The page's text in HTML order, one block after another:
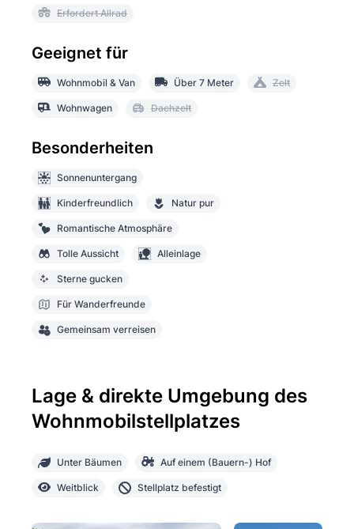
Erfordert Allrad
Geeignet für
Wohnmobil & Van Über 7 Meter Zelt
Wohnwagen Dachzelt
Besonderheiten
Sonnenuntergang
Kinderfreundlich Natur pur
Romantische Atmosphäre
Tolle Aussicht Alleinlage
Sterne gucken
Für Wanderfreunde
Gemeinsam verreisen
Lage & direkte Umgebung des
Wohnmobilstellplatzes
Unter Bäumen Auf einem (Bauern-) Hof
Weitblick Stellplatz befestigt